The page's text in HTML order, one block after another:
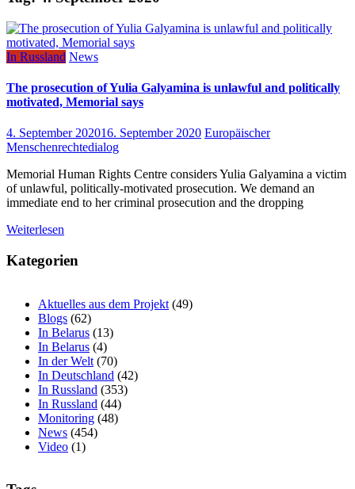
In Russland News
The prosecution of Yulia Galyamina is unlawful and politically
motivated, Memorial says
4. September 202016. September 2020 Europäischer
Menschenrechtedialog
Memorial Human Rights Centre considers Yulia Galyamina a victim
of unlawful, politically-motivated prosecution. We demand an
immediate end to her criminal prosecution and the dropping
Weiterlesen
Kategorien
Aktuelles aus dem Projekt (49)
Blogs (62)
In Belarus (13)
In Belarus (4)
In der Welt (70)
In Deutschland (42)
In Russland (353)
In Russland (44)
Monitoring (48)
News (454)
Video (1)